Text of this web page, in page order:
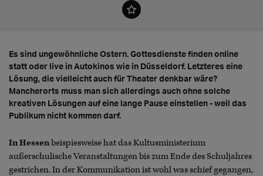
Es sind ungewöhnliche Ostern. Gottesdienste finden online
statt oder live in Autokinos wie in Düsseldorf. Letzteres eine
Lösung, die vielleicht auch für Theater denkbar wäre?
Mancherorts muss man sich allerdings auch ohne solche
kreativen Lösungen auf eine lange Pause einstellen - weil das
Publikum nicht kommen darf.
In Hessenbeispiesweise hat das Kultusministerium
außerschulische Veranstaltungen bis zum Ende des Schuljahres
gestrichen. In der Kommunikation ist wohl was schief gegangen,